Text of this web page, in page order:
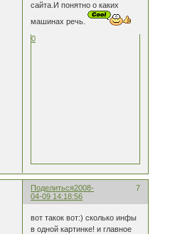
сайта.И понятно о каких
машинах речь.
0
Поделиться 7
2008-
04-09 14:18:56
вот такок вот:) сколько инфы
в одной картинке! и главное